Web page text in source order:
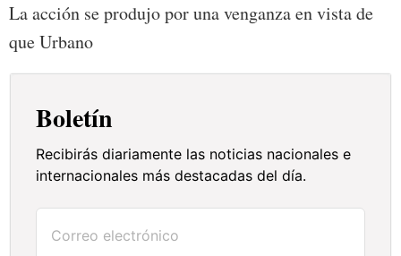
La acción se produjo por una venganza en vista de
que Urbano
Boletín
Recibirás diariamente las noticias nacionales e
internacionales más destacadas del día.